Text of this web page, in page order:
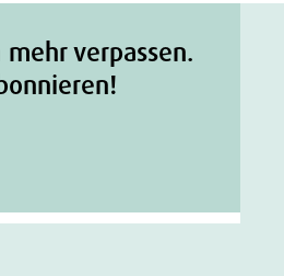
verpassen.